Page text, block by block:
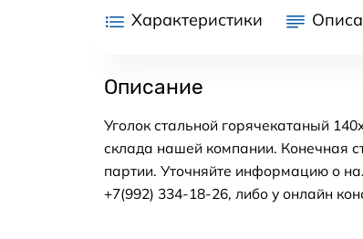
Характеристики
Описание
Уголок стальной горячекатаный
склада нашей компании. Конечная
партии. Уточняйте информацию о
+7(992) 334-18-26, либо у онлайн